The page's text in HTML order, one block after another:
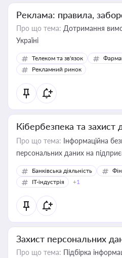
Реклама: правила,
Про що тема: Дотримання
Україні
Телеком та зв'язок
Рекламний ринок
Кібербезпека та захист
Про що тема: Інформаційна
персональних даних на
Банківська діяльність
IT-індустрія
+1
Захист персональних
Про що тема: Підбірка